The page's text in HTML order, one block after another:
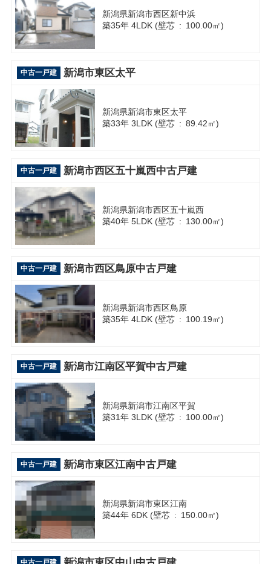
新潟県新潟市西区新中浜
築35年 4LDK (壁芯 : 100.00㎡)
中古一戸建 新潟市東区太平
新潟県新潟市東区太平
築33年 3LDK (壁芯 : 89.42㎡)
中古一戸建 新潟市西区五十嵐西中古戸建
新潟県新潟市西区五十嵐西
築40年 5LDK (壁芯 : 130.00㎡)
中古一戸建 新潟市西区鳥原中古戸建
新潟県新潟市西区鳥原
築35年 4LDK (壁芯 : 100.19㎡)
中古一戸建 新潟市江南区平賀中古戸建
新潟県新潟市江南区平賀
築31年 3LDK (壁芯 : 100.00㎡)
中古一戸建 新潟市東区江南中古戸建
新潟県新潟市東区江南
築44年 6DK (壁芯 : 150.00㎡)
中古一戸建